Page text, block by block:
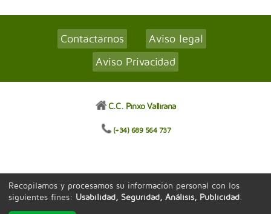
Contactarnos Aviso legal
Aviso Privacidad
C.C. Pinxo Vallirana
(+34) 689 564 737
Tecnología exclusiva deINSCRIPCION.ONLINE
Recopilamos y procesamos su información personal con los
siguientes fines: Usabilidad, Seguridad, Análisis, Publicidad